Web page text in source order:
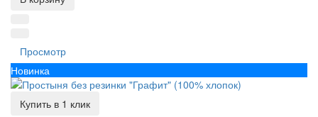
Просмотр
Новинка
Купить в 1 клик